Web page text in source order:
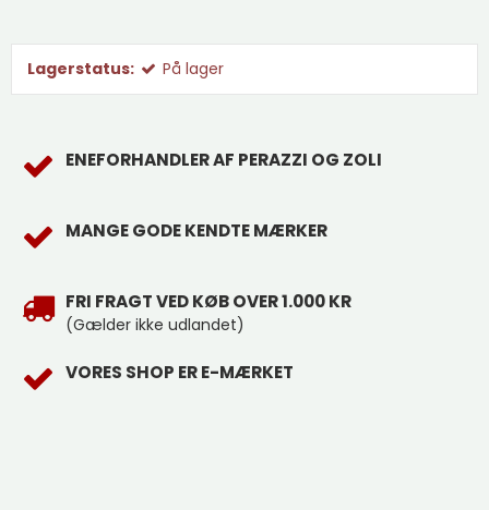
Lagerstatus: På lager
ENEFORHANDLER AF PERAZZI OG ZOLI
MANGE GODE KENDTE MÆRKER
FRI FRAGT VED KØB OVER 1.000 KR
(Gælder ikke udlandet)
VORES SHOP ER E-MÆRKET